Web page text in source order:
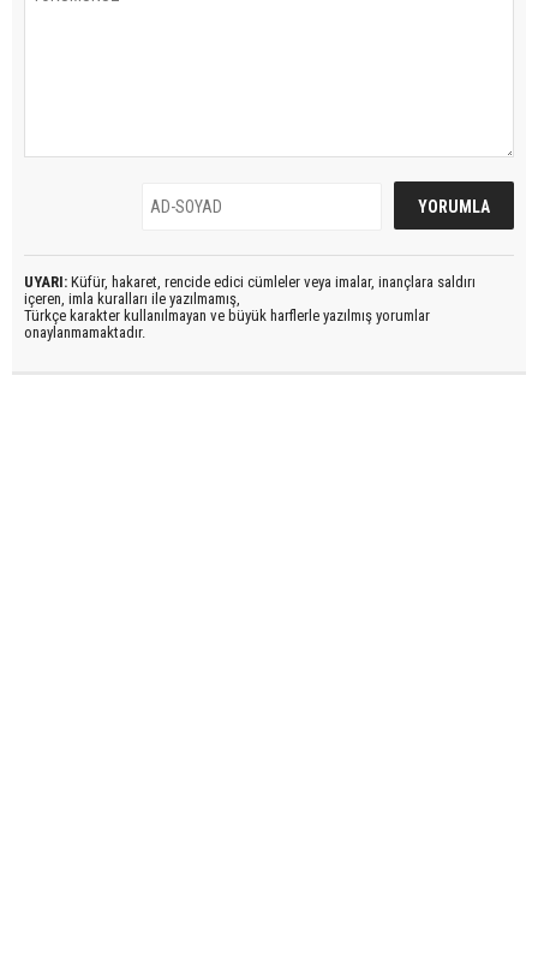
UYARI: Küfür, hakaret, rencide edici cümleler veya imalar, inançlara saldırı
içeren, imla kuralları ile yazılmamış,
Türkçe karakter kullanılmayan ve büyük harflerle yazılmış yorumlar
onaylanmamaktadır.